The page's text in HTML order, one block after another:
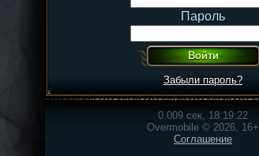
Пароль
Забыли пароль?
0.009 сек, 18:19:22
Overmobile © 2026, 16+
Соглашение